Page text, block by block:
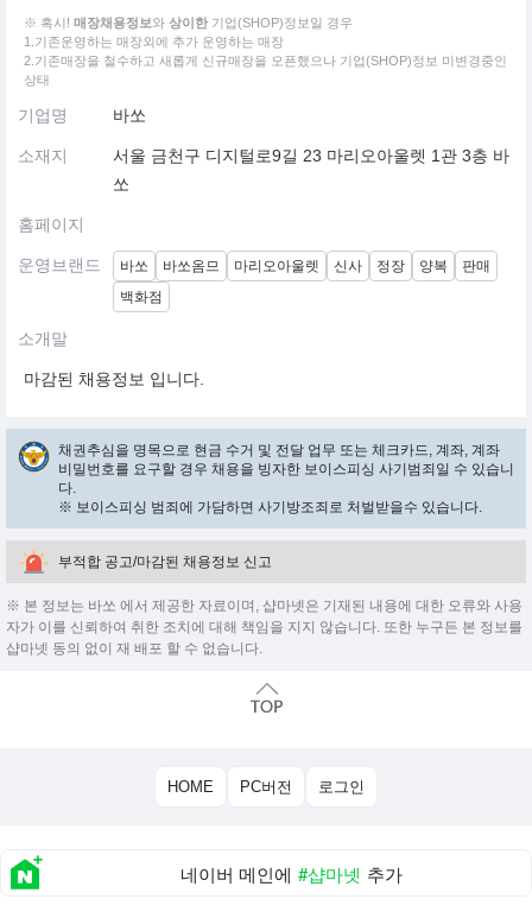
※ 혹시! 매장채용정보와 상이한 기업(SHOP)정보일 경우
1.기존운영하는 매장외에 추가 운영하는 매장
2.기존매장을 철수하고 새롭게 신규매장을 오픈했으나 기업(SHOP)정보 미변경중인
상태
기업명 바쏘
소재지
서울 금천구 디지털로9길 23 마리오아울렛 1관 3층 바
쏘
홈페이지
운영브랜드 바쏘 바쏘옴므 마리오아울렛 신사 정장 양복
판매
백화점
소개말
마감된 채용정보 입니다.
채권추심을 명목으로 현금 수거 및 전달 업무 또는 체크카드, 계좌, 계좌
비밀번호를 요구할 경우 채용을 빙자한 보이스피싱 사기범죄일 수 있습니
다.
※ 보이스피싱 범죄에 가담하면 사기방조죄로 처벌받을수 있습니다.
부적합 공고/마감된 채용정보 신고
※ 본 정보는 바쏘 에서 제공한 자료이며, 샵마넷은 기재된 내용에 대한 오류와 사용
자가 이를 신뢰하여 취한 조치에 대해 책임을 지지 않습니다. 또한 누구든 본 정보를
샵마넷 동의 없이 재 배포 할 수 없습니다.
HOME PC버전 로그인
네이버 메인에 #샵마넷 추가